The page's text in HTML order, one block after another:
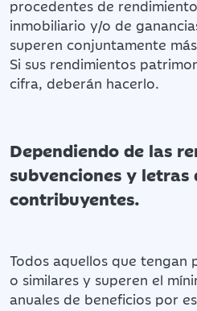
procedentes de
inmobiliario y/o de
superen conjuntamente
Si sus rendimientos
cifra, deberán hacerlo.
Dependiendo de las
subvenciones y letras
contribuyentes.
Todos aquellos que tengan
o similares y superen el
anuales de beneficios por